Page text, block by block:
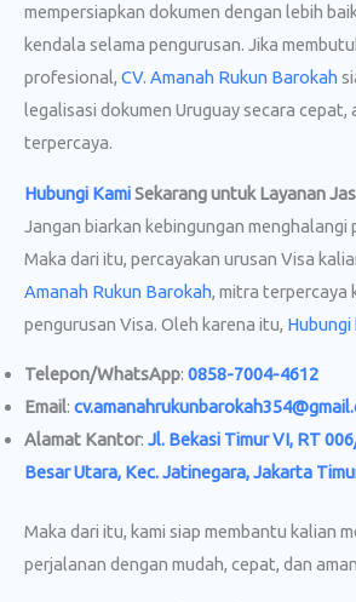
mempersiapkan dokumen dengan lebih
kendala selama pengurusan. Jika
profesional, CV. Amanah Rukun Barokah
legalisasi dokumen Uruguay secara cepat,
terpercaya.
Hubungi KamiSekarang untuk Layanan
Jangan biarkan kebingungan menghalangi
Maka dari itu, percayakan urusan Visa
Amanah Rukun Barokah, mitra terpercaya
pengurusan Visa. Oleh karena itu, Hubungi
Telepon/WhatsApp: 0858-7004-4612
Email:
Alamat Kantor: Jl. Bekasi Timur VI, RT
Besar Utara, Kec. Jatinegara, Jakarta
Maka dari itu, kami siap membantu kalian
perjalanan dengan mudah, cepat, dan